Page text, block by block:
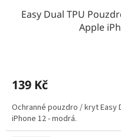
Easy Dual TPU
Apple
139 Kč
Ochranné pouzdro / kryt Easy
iPhone 12 - modrá.